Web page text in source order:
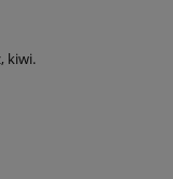
kiwi.